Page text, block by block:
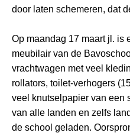
door laten schemeren, dat
Op maandag 17 maart jl. is
meubilair van de
vrachtwagen met veel
rollators, toilet-verhogers
veel knutselpapier van een
van alle landen en zelfs
de school geladen.